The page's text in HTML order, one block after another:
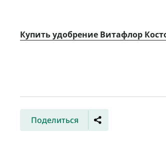
Купить удобрение Витафлор
Поделиться